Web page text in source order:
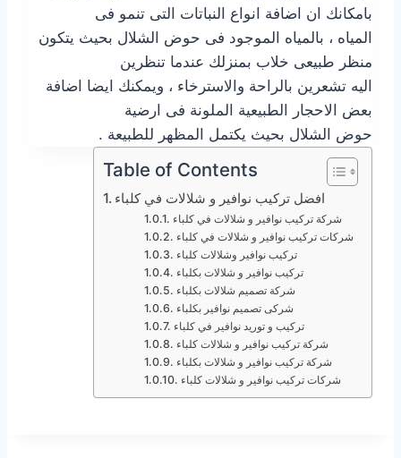
بامكانك ان اضافة انواع النباتات التى تنمو فى
المياه ، بالمياه الموجود فى حوض الشلال بحيث يتكون
منظر طبيعى خلاب بمنزلك عندما تنظرين
اليه تشعرين بالراحة والاسترخاء ، ويمكنك ايضا اضافة
بعض الاحجار الطبيعية الملونة فى ارضية
حوض الشلال بحيث يكتمل المظهر للطبيعة .
Table of Contents
افضل تركيب نوافير و شلالات في كلباء
شركة تركيب نوافير و شلالات في كلباء
شركات تركيب نوافير و شلالات في كلباء
تركيب نوافير وشلالات كلباء
تركيب نوافير و شلالات بكلباء
شركة تصميم شلالات بكلباء
شركى تصميم نوافير بكلباء
تركيب و توريد نوافير في كلباء
شركة تركيب نوافير و شلالات كلباء
شركة تركيب نوافير و شلالات بكلباء
شركات تركيب نوافير و شلالات كلباء